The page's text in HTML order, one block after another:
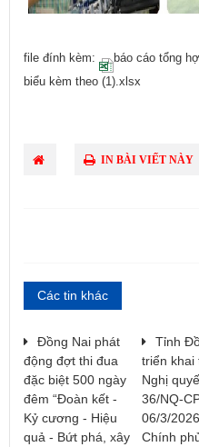
file đính kèm: báo cáo tổng
biểu kèm theo (1).xlsx
IN BÀI VIẾT NÀY
Các tin khác
Đồng Nai phát
động đợt thi đua
đặc biệt 500 ngày
đêm “Đoàn kết -
Kỷ cương - Hiệu
quả - Bứt phá, xây
Tỉnh
triển khai
Nghị
36/NQ-
06/3/
Chính